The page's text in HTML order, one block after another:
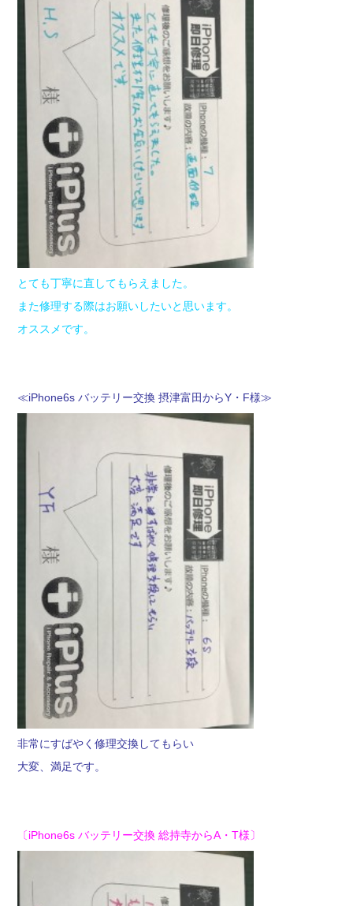
とても丁寧に直してもらえました。
また修理する際はお願いしたいと思います。
オススメです。
≪iPhone6s バッテリー交換 摂津富田からY・F様≫
非常にすばやく修理交換してもらい
大変、満足です。
〔iPhone6s バッテリー交換 総持寺からA・T様〕